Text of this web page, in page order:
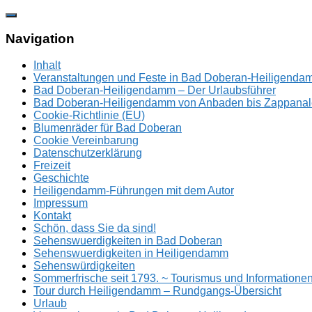
Zum
springen
Navigation
Inhalt
Veranstaltungen und Feste in Bad Doberan-
Bad Doberan-Heiligendamm – Der Urlaubsführer
Bad Doberan-Heiligendamm von Anbaden bis
Cookie-Richtlinie (EU)
Blumenräder für Bad Doberan
Cookie Vereinbarung
Datenschutzerklärung
Freizeit
Geschichte
Heiligendamm-Führungen mit dem Autor
Impressum
Kontakt
Schön, dass Sie da sind!
Sehenswuerdigkeiten in Bad Doberan
Sehenswuerdigkeiten in Heiligendamm
Sehenswürdigkeiten
Sommerfrische seit 1793. ~ Tourismus und
Tour durch Heiligendamm – Rundgangs-Übersicht
Urlaub